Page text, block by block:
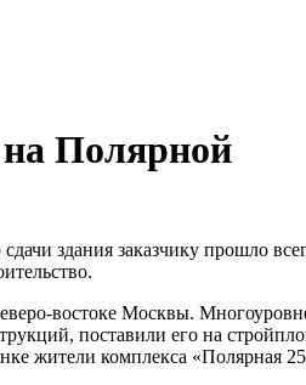
Полярной
здания заказчику прошло
востоке Москвы.
поставили его на
жители комплекса «Полярная